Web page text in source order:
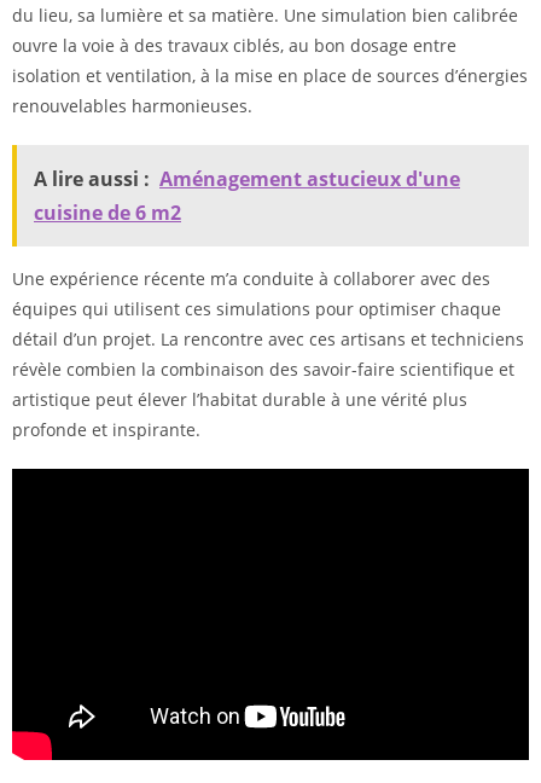
du lieu, sa lumière et sa matière. Une simulation bien calibrée
ouvre la voie à des travaux ciblés, au bon dosage entre
isolation et ventilation, à la mise en place de sources d’énergies
renouvelables harmonieuses.
A lire aussi : Aménagement astucieux d'une
cuisine de 6 m2
Une expérience récente m’a conduite à collaborer avec des
équipes qui utilisent ces simulations pour optimiser chaque
détail d’un projet. La rencontre avec ces artisans et techniciens
révèle combien la combinaison des savoir-faire scientifique et
artistique peut élever l’habitat durable à une vérité plus
profonde et inspirante.